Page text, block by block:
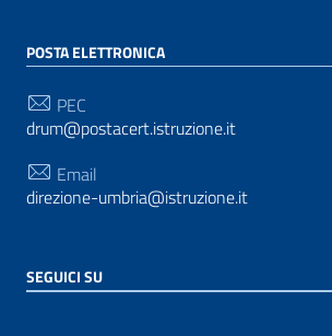
POSTA ELETTRONICA
PEC
drum@postacert.istruzione.it
Email
direzione-umbria@istruzione.it
SEGUICI SU